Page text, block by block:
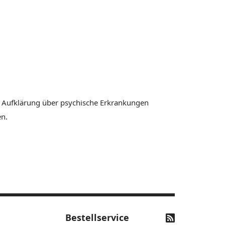
über psychische Erkrankungen
Bestellservice